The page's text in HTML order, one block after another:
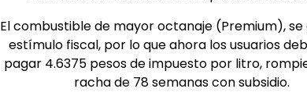
El combustible de mayor octanaje (Premium), se
estímulo fiscal, por lo que ahora los usuarios
pagar 4.6375 pesos de impuesto por litro,
racha de 78 semanas con subsidio.